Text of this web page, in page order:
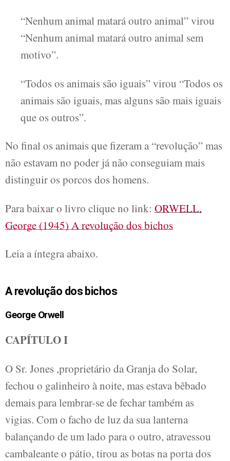
“Nenhum animal matará outro animal” virou
“Nenhum animal matará outro animal sem
motivo”.
“Todos os animais são iguais” virou “Todos os
animais são iguais, mas alguns são mais iguais
que os outros”.
No final os animais que fizeram a “revolução” mas
não estavam no poder já não conseguiam mais
distinguir os porcos dos homens.
Para baixar o livro clique no link: ORWELL,
George (1945) A revolução dos bichos
Leia a íntegra abaixo.
A revolução dos bichos
George Orwell
CAPÍTULO I
O Sr. Jones ,proprietário da Granja do Solar,
fechou o galinheiro à noite, mas estava bêbado
demais para lembrar-se de fechar também as
vigias. Com o facho de luz da sua lanterna
balançando de um lado para o outro, atravessou
cambaleante o pátio, tirou as botas na porta dos